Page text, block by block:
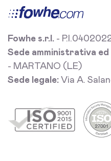
Fowhe s.r.l. -
Sede amministrativa
- MARTANO (LE)
Sede legale: Via A.